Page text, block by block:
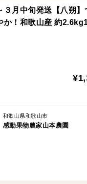
土壌微
土を持
るよ
有機
み出
どれ
３月中旬発送【八朔】
か！和歌山産 約
和歌山県和歌山市
感動果物農家山本農園